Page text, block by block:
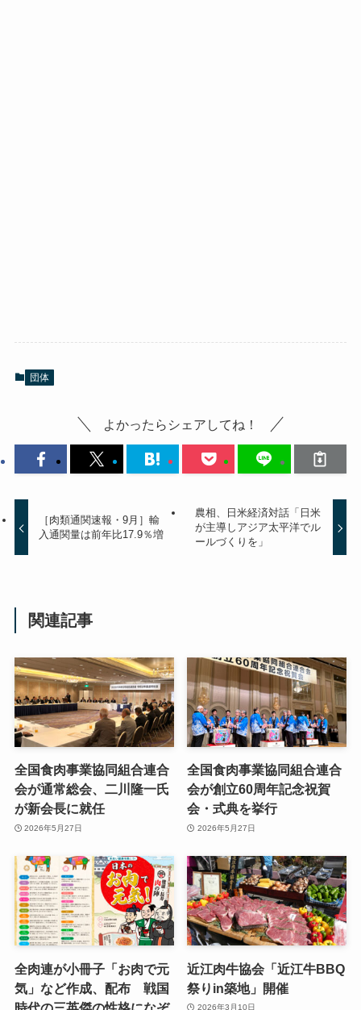
団体
よかったらシェアしてね！
［肉類通関速報・9月］輸
入通関量は前年比17.9％増
農相、日米経済対話「日米
が主導しアジア太平洋でル
ールづくりを」
関連記事
全国食肉事業協同組合連合
会が通常総会、二川隆一氏
が新会長に就任
2026年5月27日
全国食肉事業協同組合連合
会が創立60周年記念祝賀
会・式典を挙行
2026年5月27日
全肉連が小冊子「お肉で元
気」など作成、配布 戦国
近江肉牛協会「近江牛BBQ
祭りin築地」開催
2026年3月10日